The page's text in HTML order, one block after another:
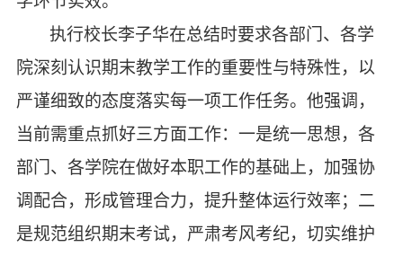
执行校长李子华在总结时要求各部门、各学
院深刻认识期末教学工作的重要性与特殊性，以
严谨细致的态度落实每一项工作任务。他强调，
当前需重点抓好三方面工作：一是统一思想，各
部门、各学院在做好本职工作的基础上，加强协
调配合，形成管理合力，提升整体运行效率；二
是规范组织期末考试，严肃考风考纪，切实维护